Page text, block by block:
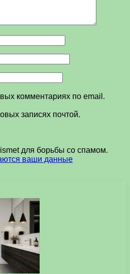
комментариях по email.
записях почтой.
для борьбы со спамом.
ваши данные